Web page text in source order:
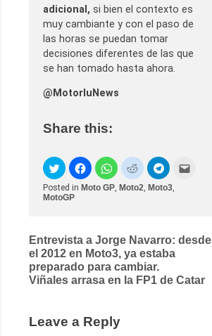
adicional, si bien el contexto es
muy cambiante y con el paso de
las horas se puedan tomar
decisiones diferentes de las que
se han tomado hasta ahora.
@MotorluNews
Share this:
Posted in Moto GP Moto2 Moto3
MotoGP
Post
navigation
Entrevista a Jorge Navarro: desde
el 2012 en Moto3, ya estaba
preparado para cambiar.
Viñales arrasa en la FP1 de Catar
Leave a Reply